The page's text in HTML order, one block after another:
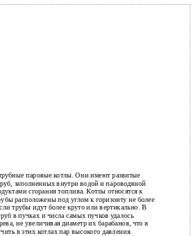
паровые котлы. Они имеют развитые
заполненных внутри водой и пароводяной
сгорания топлива. Котлы относятся к
расположены под углом к горизонту не более
трубы идут более круто или вертикально. В
в пучках и числа самых пучков удалось
не увеличивая диаметр их барабанов, что в
в этих котлах пар высокого давления.